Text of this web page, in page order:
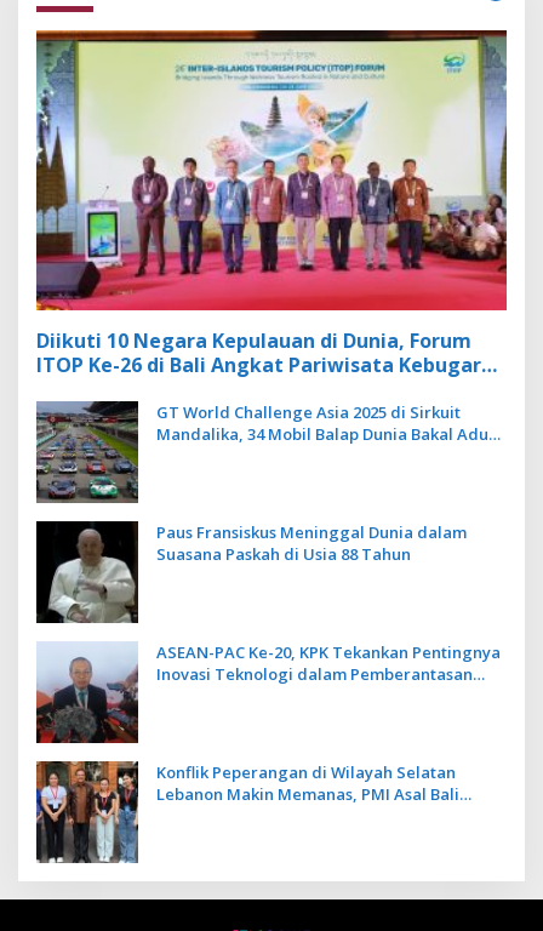
Diikuti 10 Negara Kepulauan di Dunia, Forum
ITOP Ke-26 di Bali Angkat Pariwisata Kebugaran
GT World Challenge Asia 2025 di Sirkuit
Mandalika, 34 Mobil Balap Dunia Bakal Adu
Paus Fransiskus Meninggal Dunia dalam
Suasana Paskah di Usia 88 Tahun
ASEAN-PAC Ke-20, KPK Tekankan Pentingnya
Inovasi Teknologi dalam Pemberantasan
Konflik Peperangan di Wilayah Selatan
Lebanon Makin Memanas, PMI Asal Bali